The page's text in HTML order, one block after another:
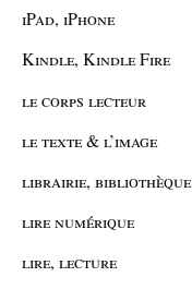
iPad, iPhone
Kindle, Kindle Fire
le corps lecteur
le texte & l’image
librairie, bibliothèque
lire numérique
lire, lecture